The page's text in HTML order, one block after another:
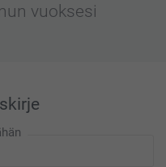
vuoksesi